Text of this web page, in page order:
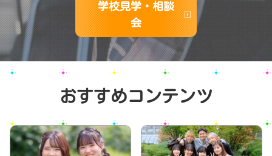
学校見学・相談
会
おすすめコンテンツ